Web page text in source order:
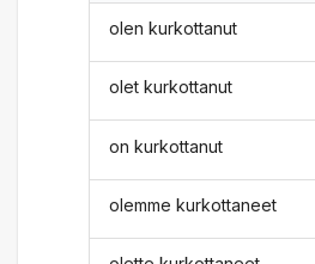
olen kurkottanut
olet kurkottanut
on kurkottanut
olemme kurkottaneet